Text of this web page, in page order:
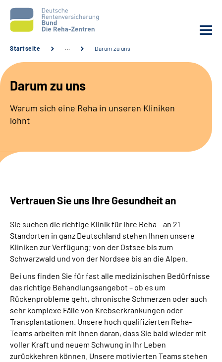
Aktuelles
Unsere Kliniken
Reha von A bis Z
Erweiterte Suche
Gebärdensprache
Leichte Sprache
Startseite … Darum zu uns
Darum zu uns
Warum sich eine Reha in unseren Kliniken
lohnt
Vertrauen Sie uns Ihre Gesundheit an
Sie suchen die richtige Klinik für Ihre Reha – an 21
Standorten in ganz Deutschland stehen Ihnen unsere
Kliniken zur Verfügung; von der Ostsee bis zum
Schwarzwald und von der Nordsee bis an die Alpen.
Bei uns finden Sie für fast alle medizinischen Bedürfnisse
das richtige Behandlungsangebot – ob es um
Rückenprobleme geht, chronische Schmerzen oder auch
sehr komplexe Fälle von Krebserkrankungen oder
Transplantationen. Unsere hoch qualifizierten Reha-
Teams arbeiten mit Ihnen daran, dass Sie bald wieder mit
voller Kraft und neuem Schwung in Ihr Leben
zurückkehren können. Unsere motivierten Teams stehen